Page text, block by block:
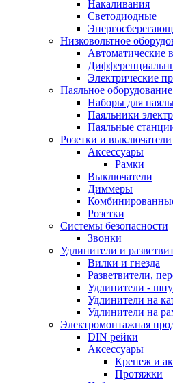
Накаливания
Светодиодные
Низковольтное
Автоматические
Электрические
Паяльное оборудование
Наборы для
Паяльники
Паяльные
Розетки и выключатели
Аксессуары
Рамки
Выключатели
Диммеры
Розетки
Системы безопасности
Звонки
Удлинители и
Вилки и гнезда
Разветвители,
Удлинители -
Удлинители на
Удлинители на
Электромонтажная
DIN рейки
Аксессуары
Крепеж и
Протяжки